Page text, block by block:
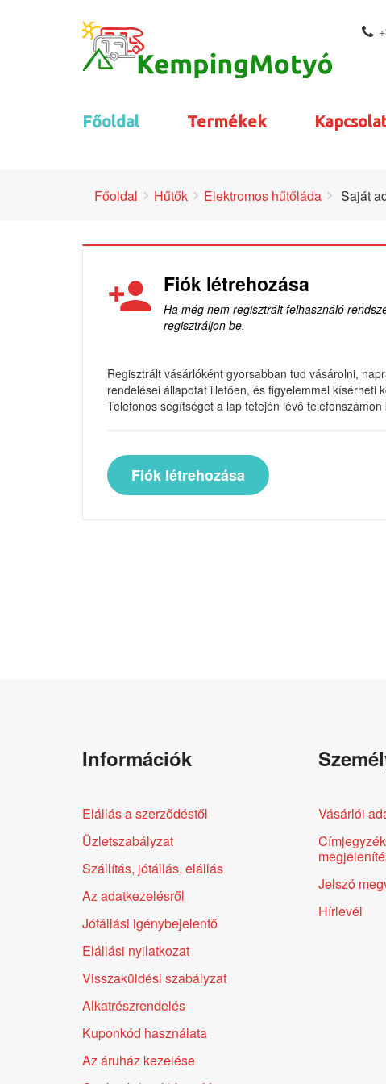
Főoldal Termékek
Főoldal Hűtők Elektromos hűtőláda Saját
Fiók létrehozása
Ha még nem regisztrált felhasználó
regisztráljon be.
Regisztrált vásárlóként gyorsabban tud vásárolni,
rendelései állapotát illetően, és figyelemmel kísérheti
Telefonos segítséget a lap tetején lévő telefonszámon
Fiók létrehozása
Információk
Elállás a szerződéstől
Üzletszabályzat
Szállítás, jótállás, elállás
Az adatkezelésről
Jótállási igénybejelentő
Elállási nyilatkozat
Visszaküldési szabályzat
Alkatrészrendelés
Kuponkód használata
Az áruház kezelése
Vásárlói
Jelszó
Hírlevél